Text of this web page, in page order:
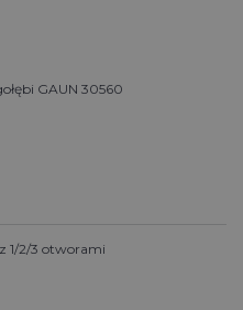
GAUN 30560
1/2/3 otworami